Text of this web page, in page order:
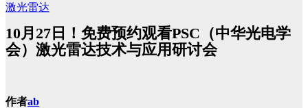
激光雷达
10月27日！免费预约观看PSC（中华光电学
会）激光雷达技术与应用研讨会
作者ab